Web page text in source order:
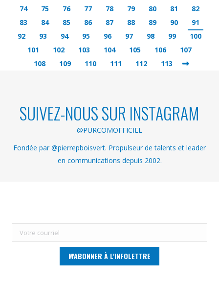
74
75 76 77 78 79 80 81
82
83
84 85 86 87 88 89 90
91
92
93 94 95 96 97 98 99
100
101
102 103 104 105 106
107
108
109 110 111 112 113
SUIVEZ-NOUS SUR INSTAGRAM
@PURCOMOFFICIEL
Fondée par @pierrepboisvert. Propulseur de talents et leader
en communications depuis 2002.